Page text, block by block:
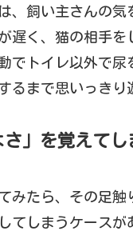
、飼い主さんの
遅く、猫の相手
でトイレ以外で
るまで思いっきり
」を覚えてし
みたら、その足
てしまうケース